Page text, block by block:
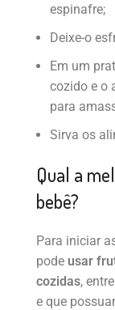
espinafre;
Deixe-o
Em um
cozido e o
para
Sirva os
Qual a
bebê?
Para iniciar
pode usar
cozidas,
e que